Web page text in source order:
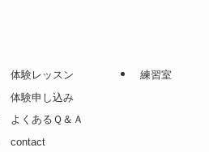
体験レッスン
体験申し込み
よくあるＱ＆Ａ
contact
練習室